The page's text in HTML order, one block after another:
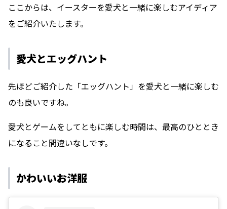
ここからは、イースターを愛犬と一緒に楽しむアイディア
をご紹介いたします。
愛犬とエッグハント
先ほどご紹介した「エッグハント」を愛犬と一緒に楽しむ
のも良いですね。
愛犬とゲームをしてともに楽しむ時間は、最高のひととき
になること間違いなしです。
かわいいお洋服